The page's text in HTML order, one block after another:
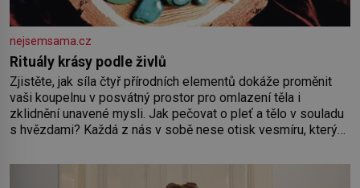
nejsemsama.cz
Rituály krásy podle živlů
Zjistěte, jak síla čtyř přírodních elementů dokáže proměnit
vaši koupelnu v posvátný prostor pro omlazení těla i
zklidnění unavené mysli. Jak pečovat o pleť a tělo v souladu
s hvězdami? Každá z nás v sobě nese otisk vesmíru, který
pokožky. Ohnivá znamení Ženy narozené ve znamení Berana,